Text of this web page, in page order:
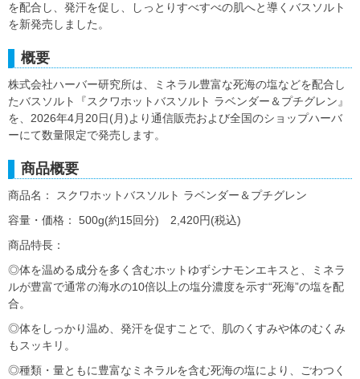
を配合し、発汗を促し、しっとりすべすべの肌へと導くバスソルト
を新発売しました。
概要
株式会社ハーバー研究所は、ミネラル豊富な死海の塩などを配合し
たバスソルト『スクワホットバスソルト ラベンダー＆プチグレン』
を、2026年4月20日(月)より通信販売および全国のショップハーバ
ーにて数量限定で発売します。
商品概要
商品名： スクワホットバスソルト ラベンダー＆プチグレン
容量・価格： 500g(約15回分) 2,420円(税込)
商品特長：
◎体を温める成分を多く含むホットゆずシナモンエキスと、ミネラ
ルが豊富で通常の海水の10倍以上の塩分濃度を示す“死海”の塩を配
合。
◎体をしっかり温め、発汗を促すことで、肌のくすみや体のむくみ
もスッキリ。
◎種類・量ともに豊富なミネラルを含む死海の塩により、ごわつく